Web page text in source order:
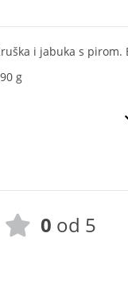
i jabuka s pirom.
g
0 od 5